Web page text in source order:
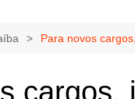
Para novos
cargos,